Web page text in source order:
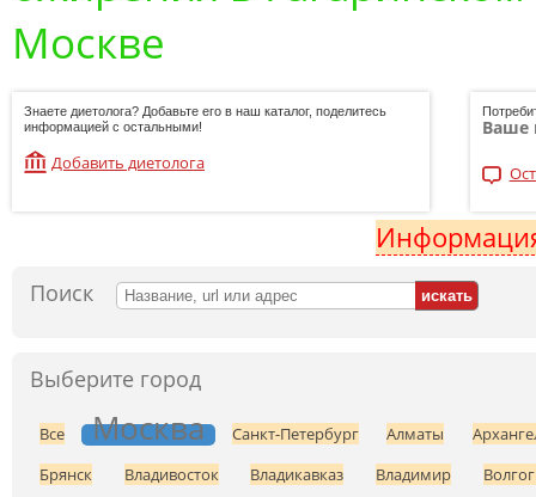
Москве
Знаете диетолога? Добавьте его в наш каталог, поделитесь
информацией с остальными!
Добавить диетолога
Ваше
Поиск
Выберите город
Все Москва Санкт-Петербург Алматы
Брянск
Владивосток Владикавказ Владимир